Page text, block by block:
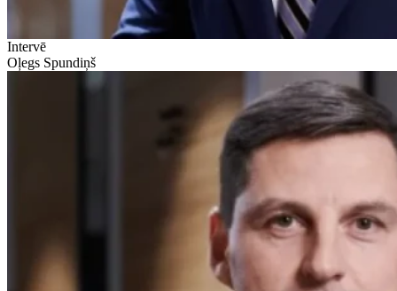
Intervē
Oļegs Spundiņš